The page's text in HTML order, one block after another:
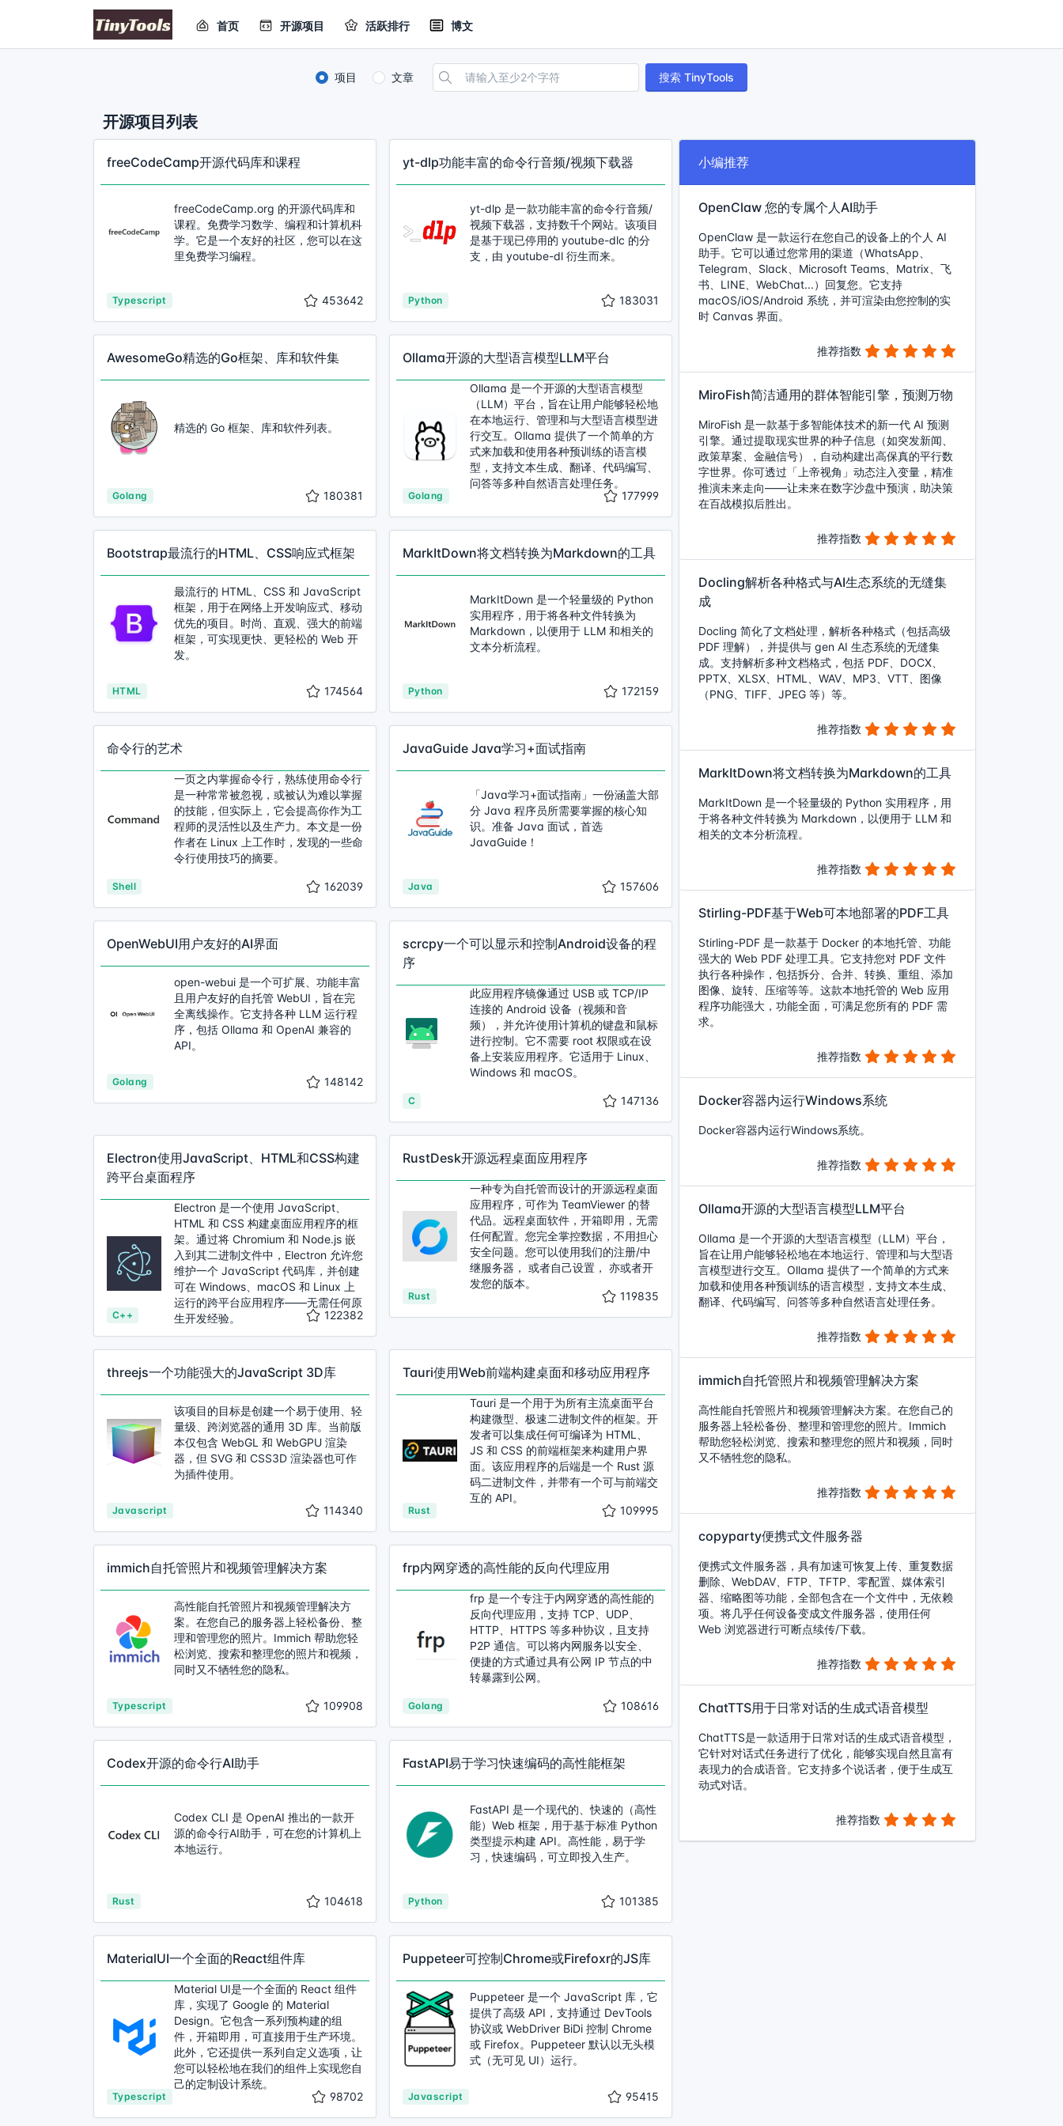
首页 开源项目 活跃排行 博文
项目 文章 搜索 TinyTools
开源项目列表
freeCodeCamp开源代码库和课程
freeCodeCamp.org 的开源代码库和
课程。免费学习数学、编程和计算机科
学。它是一个友好的社区，您可以在这
里免费学习编程。
Typescript 453642
yt-dlp功能丰富的命令行音频/视频下载器
yt-dlp 是一款功能丰富的命令行音频/
视频下载器，支持数千个网站。该项目
是基于现已停用的 youtube-dlc 的分
支，由 youtube-dl 衍生而来。
Python 183031
AwesomeGo精选的Go框架、库和软件集
精选的 Go 框架、库和软件列表。
Golang 180381
Ollama开源的大型语言模型LLM平台
Ollama 是一个开源的大型语言模型
（LLM）平台，旨在让用户能够轻松地
在本地运行、管理和与大型语言模型进
行交互。Ollama 提供了一个简单的方
式来加载和使用各种预训练的语言模
型，支持文本生成、翻译、代码编写、
问答等多种自然语言处理任务。
Golang 177999
Bootstrap最流行的HTML、CSS响应式框架
最流行的 HTML、CSS 和 JavaScript
框架，用于在网络上开发响应式、移动
优先的项目。时尚、直观、强大的前端
框架，可实现更快、更轻松的 Web 开
发。
HTML 174564
MarkItDown将文档转换为Markdown的工具
MarkItDown 是一个轻量级的 Python
实用程序，用于将各种文件转换为
Markdown，以便用于 LLM 和相关的
文本分析流程。
Python 172159
命令行的艺术
一页之内掌握命令行，熟练使用命令行
是一种常常被忽视，或被认为难以掌握
的技能，但实际上，它会提高你作为工
程师的灵活性以及生产力。本文是一份
作者在 Linux 上工作时，发现的一些命
令行使用技巧的摘要。
Shell 162039
JavaGuide Java学习+面试指南
「Java学习+面试指南」一份涵盖大部
分 Java 程序员所需要掌握的核心知
识。准备 Java 面试，首选
JavaGuide！
Java 157606
OpenWebUI用户友好的AI界面
open-webui 是一个可扩展、功能丰富
且用户友好的自托管 WebUI，旨在完
全离线操作。它支持各种 LLM 运行程
序，包括 Ollama 和 OpenAI 兼容的
API。
Golang 148142
scrcpy一个可以显示和控制Android设备的程
序
此应用程序镜像通过 USB 或 TCP/IP
连接的 Android 设备（视频和音
频），并允许使用计算机的键盘和鼠标
进行控制。它不需要 root 权限或在设
备上安装应用程序。它适用于 Linux、
Windows 和 macOS。
C 147136
Electron使用JavaScript、HTML和CSS构建
跨平台桌面程序
Electron 是一个使用 JavaScript、
HTML 和 CSS 构建桌面应用程序的框
架。通过将 Chromium 和 Node.js 嵌
入到其二进制文件中，Electron 允许您
维护一个 JavaScript 代码库，并创建
可在 Windows、macOS 和 Linux 上
运行的跨平台应用程序——无需任何原
生开发经验。
C++ 122382
RustDesk开源远程桌面应用程序
一种专为自托管而设计的开源远程桌面
应用程序，可作为 TeamViewer 的替
代品。远程桌面软件，开箱即用，无需
任何配置。您完全掌控数据，不用担心
安全问题。您可以使用我们的注册/中
继服务器， 或者自己设置， 亦或者开
发您的版本。
Rust 119835
threejs一个功能强大的JavaScript 3D库
该项目的目标是创建一个易于使用、轻
量级、跨浏览器的通用 3D 库。当前版
本仅包含 WebGL 和 WebGPU 渲染
器，但 SVG 和 CSS3D 渲染器也可作
为插件使用。
Javascript 114340
Tauri使用Web前端构建桌面和移动应用程序
Tauri 是一个用于为所有主流桌面平台
构建微型、极速二进制文件的框架。开
发者可以集成任何可编译为 HTML、
JS 和 CSS 的前端框架来构建用户界
面。该应用程序的后端是一个 Rust 源
码二进制文件，并带有一个可与前端交
互的 API。
Rust 109995
immich自托管照片和视频管理解决方案
高性能自托管照片和视频管理解决方
案。在您自己的服务器上轻松备份、整
理和管理您的照片。Immich 帮助您轻
松浏览、搜索和整理您的照片和视频，
同时又不牺牲您的隐私。
Typescript 109908
frp内网穿透的高性能的反向代理应用
frp 是一个专注于内网穿透的高性能的
反向代理应用，支持 TCP、UDP、
HTTP、HTTPS 等多种协议，且支持
P2P 通信。可以将内网服务以安全、
便捷的方式通过具有公网 IP 节点的中
转暴露到公网。
Golang 108616
Codex开源的命令行AI助手
Codex CLI 是 OpenAI 推出的一款开
源的命令行AI助手，可在您的计算机上
本地运行。
Rust 104618
FastAPI易于学习快速编码的高性能框架
FastAPI 是一个现代的、快速的（高性
能）Web 框架，用于基于标准 Python
类型提示构建 API。高性能，易于学
习，快速编码，可立即投入生产。
Python 101385
MaterialUI一个全面的React组件库
Material UI是一个全面的 React 组件
库，实现了 Google 的 Material
Design。它包含一系列预构建的组
件，开箱即用，可直接用于生产环境。
此外，它还提供一系列自定义选项，让
您可以轻松地在我们的组件上实现您自
己的定制设计系统。
Typescript 98702
Puppeteer可控制Chrome或Firefoxr的JS库
Puppeteer 是一个 JavaScript 库，它
提供了高级 API，支持通过 DevTools
协议或 WebDriver BiDi 控制 Chrome
或 Firefox。Puppeteer 默认以无头模
式（无可见 UI）运行。
Javascript 95415
小编推荐
OpenClaw 您的专属个人AI助手
OpenClaw 是一款运行在您自己的设备上的个人 AI
助手。它可以通过您常用的渠道（WhatsApp、
Telegram、Slack、Microsoft Teams、Matrix、飞
书、LINE、WebChat...）回复您。它支持
macOS/iOS/Android 系统，并可渲染由您控制的实
时 Canvas 界面。
推荐指数
MiroFish简洁通用的群体智能引擎，预测万物
MiroFish 是一款基于多智能体技术的新一代 AI 预测
引擎。通过提取现实世界的种子信息（如突发新闻、
政策草案、金融信号），自动构建出高保真的平行数
字世界。你可透过「上帝视角」动态注入变量，精准
推演未来走向——让未来在数字沙盘中预演，助决策
在百战模拟后胜出。
推荐指数
Docling解析各种格式与AI生态系统的无缝集
成
Docling 简化了文档处理，解析各种格式（包括高级
PDF 理解），并提供与 gen AI 生态系统的无缝集
成。支持解析多种文档格式，包括 PDF、DOCX、
PPTX、XLSX、HTML、WAV、MP3、VTT、图像
（PNG、TIFF、JPEG 等）等。
推荐指数
MarkItDown将文档转换为Markdown的工具
MarkItDown 是一个轻量级的 Python 实用程序，用
于将各种文件转换为 Markdown，以便用于 LLM 和
相关的文本分析流程。
推荐指数
Stirling-PDF基于Web可本地部署的PDF工具
Stirling-PDF 是一款基于 Docker 的本地托管、功能
强大的 Web PDF 处理工具。它支持您对 PDF 文件
执行各种操作，包括拆分、合并、转换、重组、添加
图像、旋转、压缩等等。这款本地托管的 Web 应用
程序功能强大，功能全面，可满足您所有的 PDF 需
求。
推荐指数
Docker容器内运行Windows系统
Docker容器内运行Windows系统。
推荐指数
Ollama开源的大型语言模型LLM平台
Ollama 是一个开源的大型语言模型（LLM）平台，
旨在让用户能够轻松地在本地运行、管理和与大型语
言模型进行交互。Ollama 提供了一个简单的方式来
加载和使用各种预训练的语言模型，支持文本生成、
翻译、代码编写、问答等多种自然语言处理任务。
推荐指数
immich自托管照片和视频管理解决方案
高性能自托管照片和视频管理解决方案。在您自己的
服务器上轻松备份、整理和管理您的照片。Immich
帮助您轻松浏览、搜索和整理您的照片和视频，同时
又不牺牲您的隐私。
推荐指数
copyparty便携式文件服务器
便携式文件服务器，具有加速可恢复上传、重复数据
删除、WebDAV、FTP、TFTP、零配置、媒体索引
器、缩略图等功能，全部包含在一个文件中，无依赖
项。将几乎任何设备变成文件服务器，使用任何
Web 浏览器进行可断点续传/下载。
推荐指数
ChatTTS用于日常对话的生成式语音模型
ChatTTS是一款适用于日常对话的生成式语音模型，
它针对对话式任务进行了优化，能够实现自然且富有
表现力的合成语音。它支持多个说话者，便于生成互
动式对话。
推荐指数